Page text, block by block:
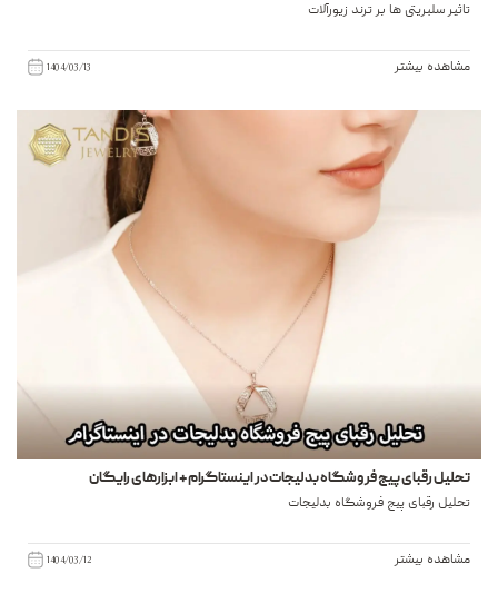
تاثیر سلبریتی ها بر ترند زیورآلات
مشاهده بیشتر 1404/03/13
تحلیل رقبای پیج فروشگاه بدلیجات در اینستاگرام + ابزارهای رایگان
تحلیل رقبای پیج فروشگاه بدلیجات
مشاهده بیشتر 1404/03/12